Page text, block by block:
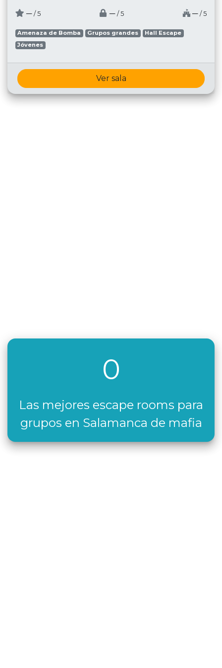
─ / 5 ─ / 5 ─ / 5
Amenaza de Bomba Grupos grandes
Hall Escape
Jóvenes
Ver sala
0
Las mejores escape rooms para
grupos en Salamanca de mafia